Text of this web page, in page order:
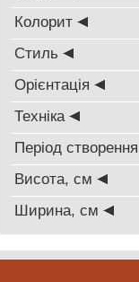
Колорит
Стиль
Oрієнтація
Техніка
Період створення
Висота, см
Ширина, см